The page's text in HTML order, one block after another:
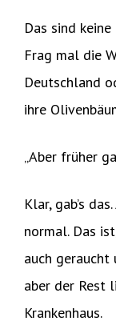
Das sind
Frag mal die
Deutschland
ihre
„Aber früher
Klar, gab’s
normal. Das
auch geraucht
aber der Rest
Krankenhaus.